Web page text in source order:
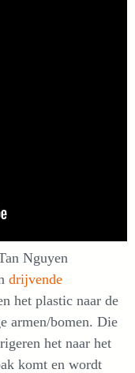
Nguyen
drijvende
het plastic naar de
armen/bomen. Die
het naar het
komt en wordt